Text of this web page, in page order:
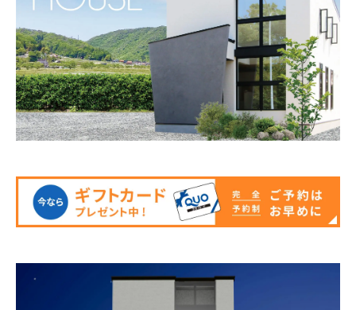
資料請求 相談予約
SAWAMURAリフォーム